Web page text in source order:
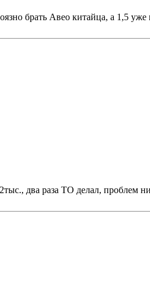
брать Авео китайца, а 1,5
два раза ТО делал, проблем